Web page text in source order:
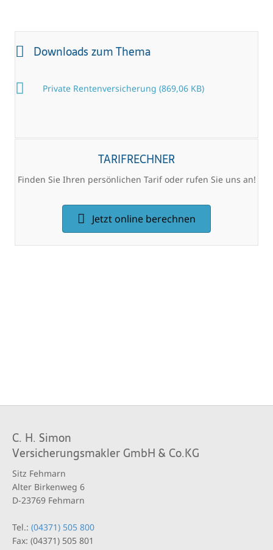
Downloads zum Thema
Private Rentenversicherung (869,06 KB)
TARIFRECHNER
Finden Sie Ihren persönlichen Tarif oder rufen Sie uns an!
Jetzt online berechnen
C. H. Simon
Versicherungsmakler GmbH & Co.KG
Sitz Fehmarn
Alter Birkenweg 6
D-23769 Fehmarn
Tel.: (04371) 505 800
Fax: (04371) 505 801